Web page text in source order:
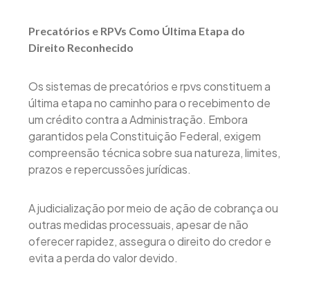
Precatórios e RPVs Como Última Etapa do
Direito Reconhecido
Os sistemas de precatórios e rpvs constituem a
última etapa no caminho para o recebimento de
um crédito contra a Administração. Embora
garantidos pela Constituição Federal, exigem
compreensão técnica sobre sua natureza, limites,
prazos e repercussões jurídicas.
A judicialização por meio de ação de cobrança ou
outras medidas processuais, apesar de não
oferecer rapidez, assegura o direito do credor e
evita a perda do valor devido.